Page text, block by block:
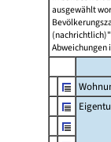
ausgewählt
Abweichungen